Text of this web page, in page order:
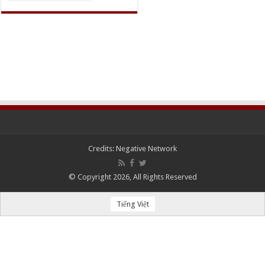
Credits: Negative Network
© Copyright 2026, All Rights Reserved
Tiếng Việt